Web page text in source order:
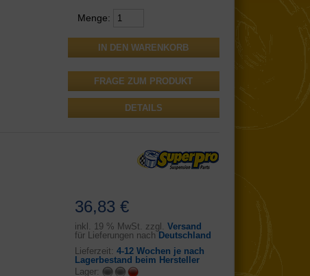
Menge:
FRAGE ZUM PRODUKT
DETAILS
36,83 €
inkl. 19 % MwSt. zzgl. Versand
für Lieferungen nach Deutschland
Lieferzeit: 4-12 Wochen je nach
Lagerbestand beim Hersteller
Lager: